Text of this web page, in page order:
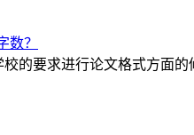
数？
的要求进行论文格式方面